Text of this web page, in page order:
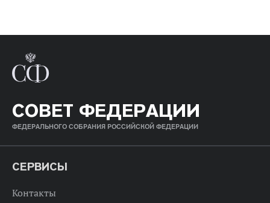
СОВЕТ ФЕДЕРАЦИИ
ФЕДЕРАЛЬНОГО СОБРАНИЯ РОССИЙСКОЙ ФЕДЕРАЦИИ
СЕРВИСЫ
Контакты